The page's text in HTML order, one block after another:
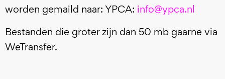
worden gemaild naar: YPCA: info@ypca.nl
Bestanden die groter zijn dan 50 mb gaarne via
WeTransfer.